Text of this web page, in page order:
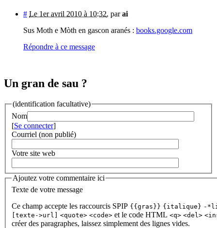
# Le 1er avril 2010 à 10:32, parai
Sus Moth e Mòth en gascon aranés : books.google.com
Répondre à ce message
Un gran de sau ?
(identification facultative)
Nom
[Se connecter]
Courriel (non publié)
Votre site web
Ajoutez votre commentaire ici
Texte de votre message
Ce champ accepte les raccourcis SPIP {{gras}} {italique} -
[texte->url] <quote> <code> et le code HTML <q> <del>
créer des paragraphes, laissez simplement des lignes vides.